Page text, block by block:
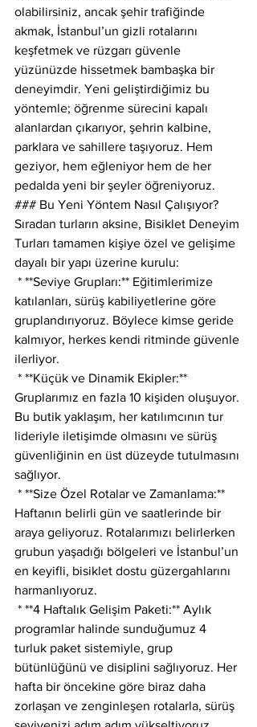
olabilirsiniz, ancak şehir trafiğinde
akmak, İstanbul’un gizli rotalarını
keşfetmek ve rüzgarı güvenle
yüzünüzde hissetmek bambaşka bir
deneyimdir. Yeni geliştirdiğimiz bu
yöntemle; öğrenme sürecini kapalı
alanlardan çıkarıyor, şehrin kalbine,
parklara ve sahillere taşıyoruz. Hem
geziyor, hem eğleniyor hem de her
pedalda yeni bir şeyler öğreniyoruz.
### Bu Yeni Yöntem Nasıl Çalışıyor?
Sıradan turların aksine, Bisiklet Deneyim
Turları tamamen kişiye özel ve gelişime
dayalı bir yapı üzerine kurulu:
katılanları, sürüş kabiliyetlerine göre
gruplandırıyoruz. Böylece kimse geride
kalmıyor, herkes kendi ritminde güvenle
ilerliyor.
Gruplarımız en fazla 10 kişiden oluşuyor.
Bu butik yaklaşım, her katılımcının tur
lideriyle iletişimde olmasını ve sürüş
güvenliğinin en üst düzeyde tutulmasını
sağlıyor.
Haftanın belirli gün ve saatlerinde bir
araya geliyoruz. Rotalarımızı belirlerken
grubun yaşadığı bölgeleri ve İstanbul’un
en keyifli, bisiklet dostu güzergahlarını
harmanlıyoruz.
programlar halinde sunduğumuz 4
turluk paket sistemiyle, grup
bütünlüğünü ve disiplini sağlıyoruz. Her
hafta bir öncekine göre biraz daha
zorlaşan ve zenginleşen rotalarla, sürüş